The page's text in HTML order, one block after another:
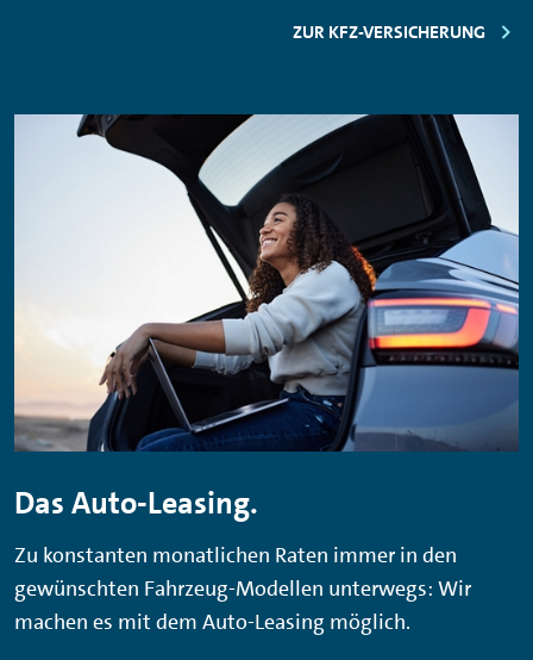
ZUR KFZ-VERSICHERUNG
Das Auto-Leasing.
Zu konstanten monatlichen Raten immer in den
gewünschten Fahrzeug-Modellen unterwegs: Wir
machen es mit dem Auto-Leasing möglich.